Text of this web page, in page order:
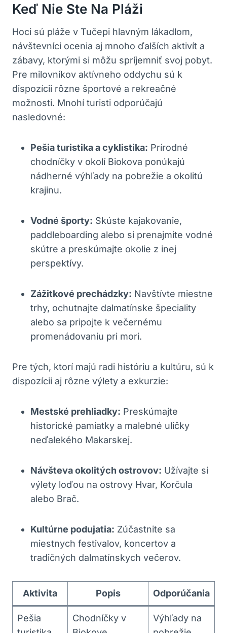
Keď Nie Ste Na Pláži
Hoci sú pláže v Tučepi hlavným lákadlom,
návštevníci ocenia aj mnoho ďalších aktivít a
zábavy, ktorými si môžu spríjemniť svoj pobyt.
Pre milovníkov aktívneho oddychu sú k
dispozícii rôzne športové a rekreačné
možnosti. Mnohí turisti odporúčajú
nasledovné:
Pešia turistika a cyklistika: Prírodné
chodníčky v okolí Biokova ponúkajú
nádherné výhľady na pobrežie a okolitú
krajinu.
Vodné športy: Skúste kajakovanie,
paddleboarding alebo si prenajmite vodné
skútre a preskúmajte okolie z inej
perspektívy.
Zážitkové prechádzky: Navštívte miestne
trhy, ochutnajte dalmatínske špeciality
alebo sa pripojte k večernému
promenádovaniu pri mori.
Pre tých, ktorí majú radi históriu a kultúru, sú k
dispozícii aj rôzne výlety a exkurzie:
Mestské prehliadky: Preskúmajte
historické pamiatky a malebné uličky
neďalekého Makarskej.
Návšteva okolitých ostrovov: Užívajte si
výlety loďou na ostrovy Hvar, Korčula
alebo Brač.
Kultúrne podujatia: Zúčastnite sa
miestnych festivalov, koncertov a
tradičných dalmatínskych večerov.
Aktivita Popis Odporúčania
Pešia
Chodníčky v
Výhľady na